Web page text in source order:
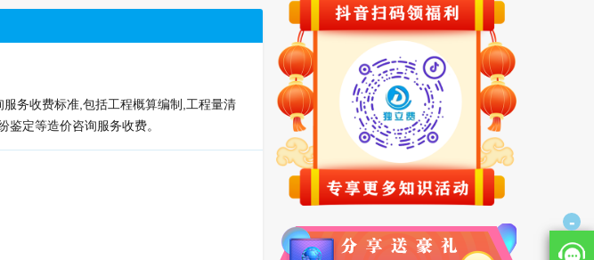
务收费标准,包括工程概算编制,工程量清
定等造价咨询服务收费。
-